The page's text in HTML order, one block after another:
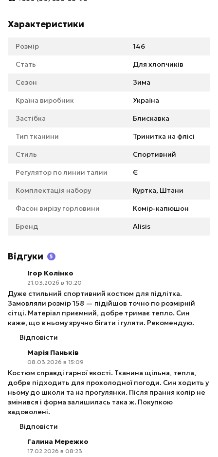
Характеристики
Розмір 146
Стать Для хлопчиків
Сезон Зима
Країна виробник Україна
Застібка Блискавка
Тип тканини Тринитка на флісі
Стиль Спортивний
Регулятор по линии талии Є
Комплектація набору Куртка, Штани
Фасон вирізу горловини Комір-капюшон
Бренд Alisis
Відгуки 5
Ігор Колінко
21.03.2026 в 10:20
Дуже стильний спортивний костюм для підлітка.
Замовляли розмір 158 — підійшов точно по розмірній
сітці. Матеріал приємний, добре тримає тепло. Син
каже, що в ньому зручно бігати і гуляти. Рекомендую.
Відповісти
Марія Паньків
08.03.2026 в 15:09
Костюм справді гарної якості. Тканина щільна, тепла,
добре підходить для прохолодної погоди. Син ходить у
ньому до школи та на прогулянки. Після прання колір не
змінився і форма залишилась така ж. Покупкою
задоволені.
Відповісти
Галина Мережко
17.02.2026 в 08:23